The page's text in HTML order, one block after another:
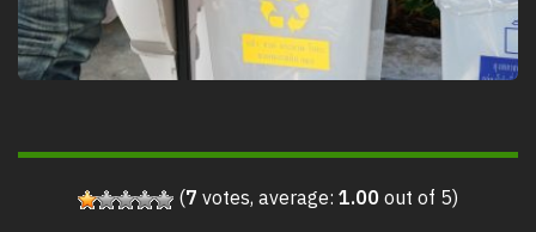
(7votes, average:1.00out of 5)